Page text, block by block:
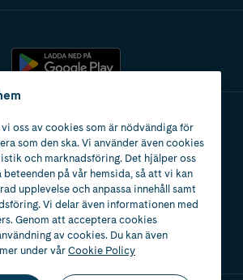
oss av cookies som är nödvändiga för
som den ska. Vi använder även cookies
och marknadsföring. Det hjälper oss
på vår hemsida, så att vi kan
upplevelse och anpassa innehåll samt
Vi delar även informationen med
Genom att acceptera cookies
av cookies. Du kan även
under vårCookie Policy